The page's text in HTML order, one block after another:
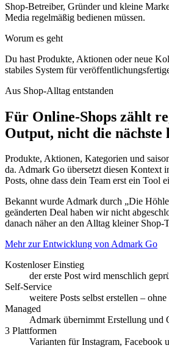
Shop-Betreiber, Gründer und kleine
Media regelmäßig bedienen müssen.
Worum es geht
Du hast Produkte, Aktionen oder neue
stabiles System für
Aus Shop-Alltag entstanden
Für Online-Shops zählt
Output, nicht die nächste
Produkte, Aktionen, Kategorien und
da. Admark Go übersetzt diesen Kontext
Posts, ohne dass dein Team erst ein Tool
Bekannt wurde Admark durch „Die
geänderten Deal haben wir nicht
danach näher an den Alltag kleiner Shop-
Mehr zur Entwicklung von Admark Go
Kostenloser Einstieg
der erste Post wird menschlich
Self-Service
weitere Posts selbst erstellen –
Managed
Admark übernimmt Erstellung und
3 Plattformen
Varianten für Instagram, Facebook